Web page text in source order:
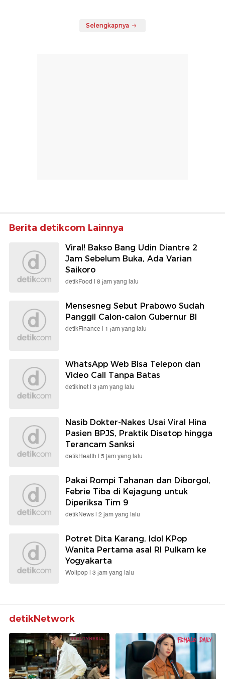
Selengkapnya
Berita detikcom Lainnya
Viral! Bakso Bang Udin Diantre 2
Jam Sebelum Buka, Ada Varian
Saikoro
detikFood | 8 jam yang lalu
Mensesneg Sebut Prabowo Sudah
Panggil Calon-calon Gubernur BI
detikFinance | 1 jam yang lalu
WhatsApp Web Bisa Telepon dan
Video Call Tanpa Batas
detikInet | 3 jam yang lalu
Nasib Dokter-Nakes Usai Viral Hina
Pasien BPJS, Praktik Disetop hingga
Terancam Sanksi
detikHealth | 5 jam yang lalu
Pakai Rompi Tahanan dan Diborgol,
Febrie Tiba di Kejagung untuk
Diperiksa Tim 9
detikNews | 2 jam yang lalu
Potret Dita Karang, Idol KPop
Wanita Pertama asal RI Pulkam ke
Yogyakarta
Wolipop | 3 jam yang lalu
detikNetwork